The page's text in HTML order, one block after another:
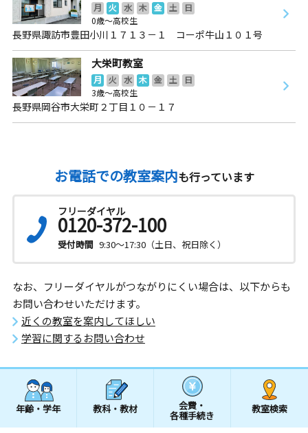
月 火 水 木 金 土
日
0歳～高校生
長野県諏訪市豊田小川１７１３－１ コーポ牛山１０１号
大栄町教室
月 火 水 木 金 土
日
3歳～高校生
長野県岡谷市大栄町２丁目１０－１７
お電話での教室案内も行っています
フリーダイヤル
0120-372-100
受付時間 9:30～17:30（土日、祝日除く）
なお、フリーダイヤルがつながりにくい場合は、以下からも
お問い合わせいただけます。
近くの教室を案内してほしい
学習に関するお問い合わせ
年齢・学年 教科・教材 会費・
各種手続き
教室検索